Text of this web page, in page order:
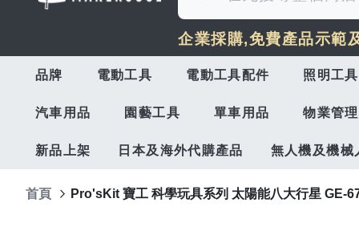
尋
搜
尋
企業採購,免費產品示範
品牌 電動工具 電動工具配件 照明工具
汽車用品 園藝工具 單車用品 物業管
新品上架 日本及海外代購產品 無人機及機械
首頁 Pro'sKit 寶工 科學玩具系列 太陽能八大行星 GE-